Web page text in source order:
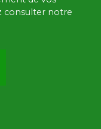
consulter notre